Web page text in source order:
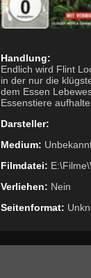
Handlung:
Endlich wird Flint
in der nur die
dem Essen
Essenstiere
Darsteller:
Medium:
Filmdatei:
Verliehen: Nein
Seitenformat: